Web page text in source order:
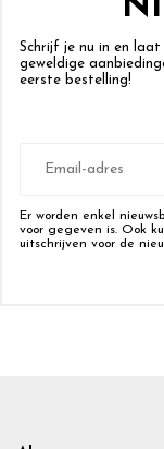
Schrijf je nu in en
geweldige
eerste bestelling!
mailadres
Er worden enkel
voor gegeven is. Ook
uitschrijven voor de